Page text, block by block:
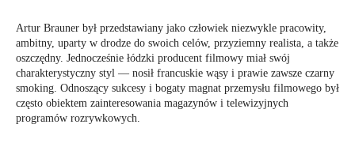
Artur Brauner był przedstawiany jako człowiek niezwykle pracowity,
ambitny, uparty w drodze do swoich celów, przyziemny realista, a także
oszczędny. Jednocześnie łódzki producent filmowy miał swój
charakterystyczny styl — nosił francuskie wąsy i prawie zawsze czarny
smoking. Odnoszący sukcesy i bogaty magnat przemysłu filmowego był
często obiektem zainteresowania magazynów i telewizyjnych
programów rozrywkowych.